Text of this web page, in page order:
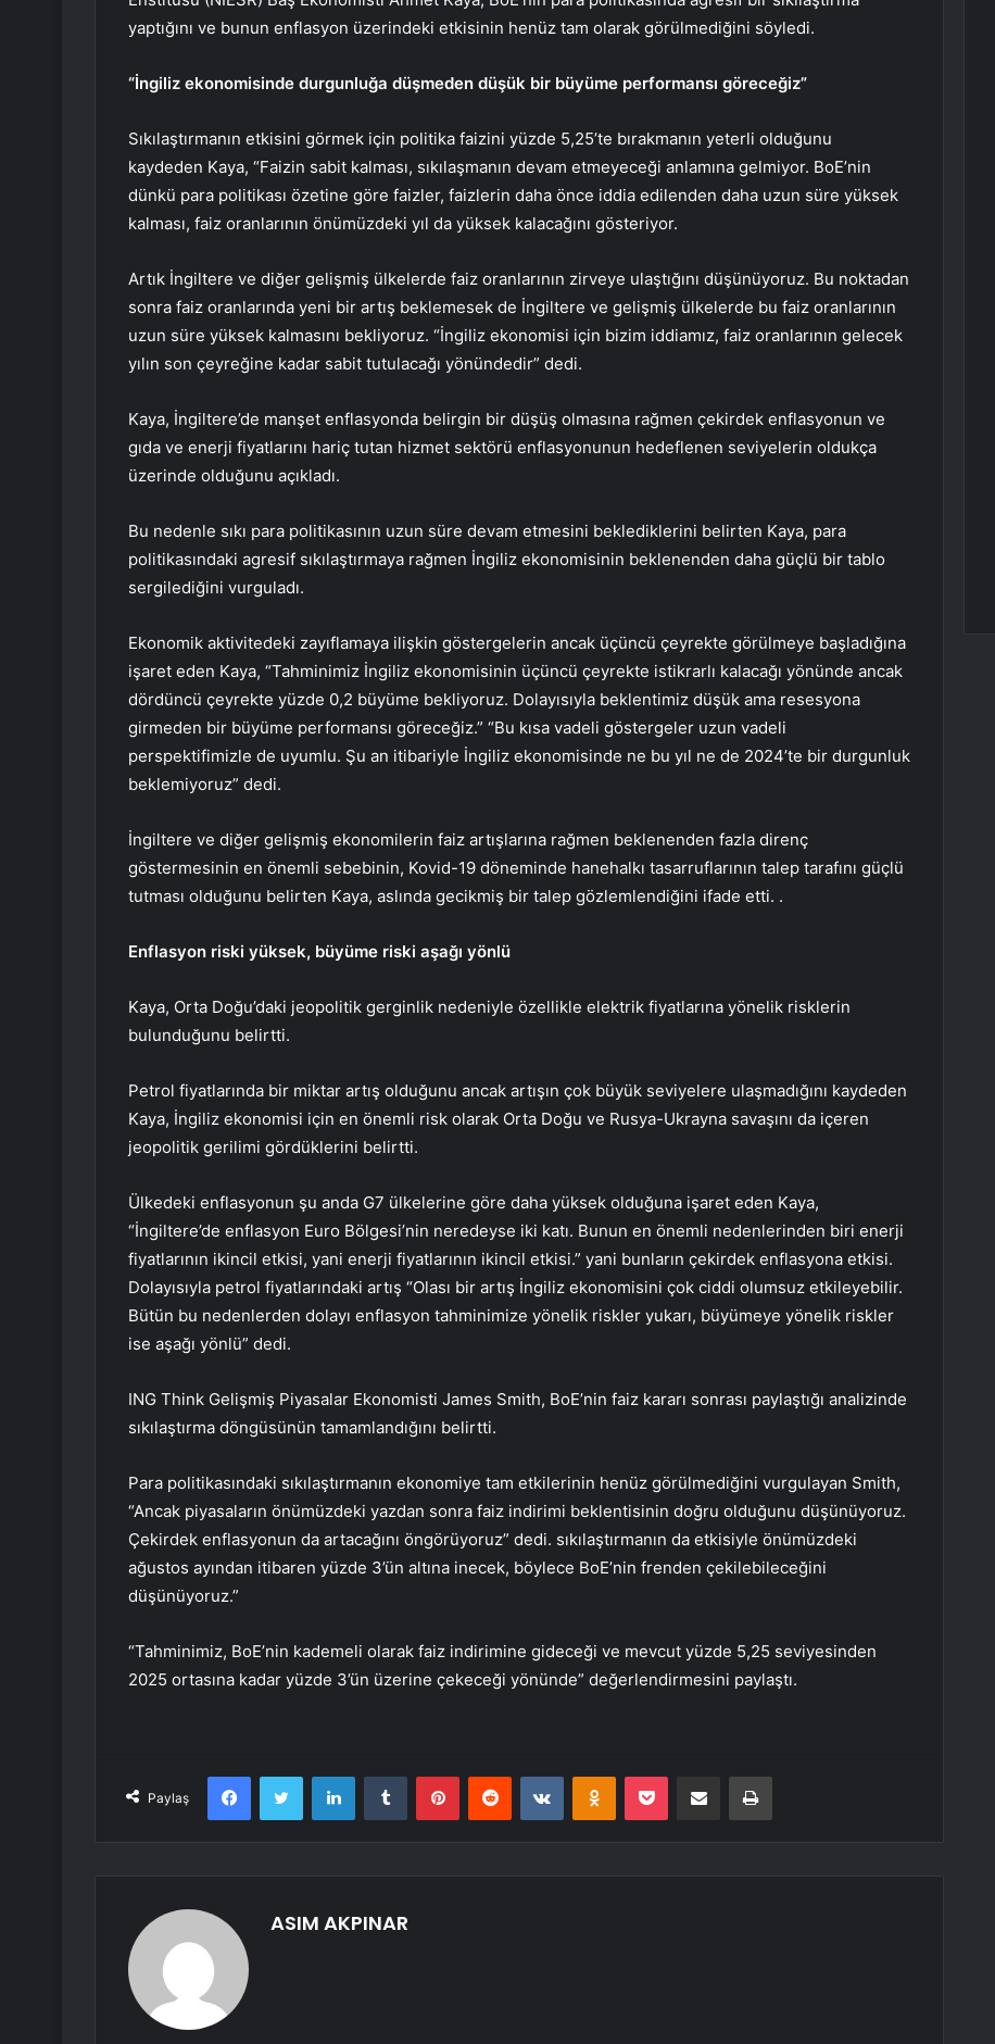
yaptığını ve bunun enflasyon üzerindeki etkisinin henüz tam olarak görülmediğini söyledi.
“İngiliz ekonomisinde durgunluğa düşmeden düşük bir büyüme performansı göreceğiz”
Sıkılaştırmanın etkisini görmek için politika faizini yüzde 5,25’te bırakmanın yeterli olduğunu
kaydeden Kaya, “Faizin sabit kalması, sıkılaşmanın devam etmeyeceği anlamına gelmiyor. BoE’nin
dünkü para politikası özetine göre faizler, faizlerin daha önce iddia edilenden daha uzun süre yüksek
kalması, faiz oranlarının önümüzdeki yıl da yüksek kalacağını gösteriyor.
Artık İngiltere ve diğer gelişmiş ülkelerde faiz oranlarının zirveye ulaştığını düşünüyoruz. Bu noktadan
sonra faiz oranlarında yeni bir artış beklemesek de İngiltere ve gelişmiş ülkelerde bu faiz oranlarının
uzun süre yüksek kalmasını bekliyoruz. “İngiliz ekonomisi için bizim iddiamız, faiz oranlarının gelecek
yılın son çeyreğine kadar sabit tutulacağı yönündedir” dedi.
Kaya, İngiltere’de manşet enflasyonda belirgin bir düşüş olmasına rağmen çekirdek enflasyonun ve
gıda ve enerji fiyatlarını hariç tutan hizmet sektörü enflasyonunun hedeflenen seviyelerin oldukça
üzerinde olduğunu açıkladı.
Bu nedenle sıkı para politikasının uzun süre devam etmesini beklediklerini belirten Kaya, para
politikasındaki agresif sıkılaştırmaya rağmen İngiliz ekonomisinin beklenenden daha güçlü bir tablo
sergilediğini vurguladı.
Ekonomik aktivitedeki zayıflamaya ilişkin göstergelerin ancak üçüncü çeyrekte görülmeye başladığına
işaret eden Kaya, “Tahminimiz İngiliz ekonomisinin üçüncü çeyrekte istikrarlı kalacağı yönünde ancak
dördüncü çeyrekte yüzde 0,2 büyüme bekliyoruz. Dolayısıyla beklentimiz düşük ama resesyona
girmeden bir büyüme performansı göreceğiz.” “Bu kısa vadeli göstergeler uzun vadeli
perspektifimizle de uyumlu. Şu an itibariyle İngiliz ekonomisinde ne bu yıl ne de 2024’te bir durgunluk
beklemiyoruz” dedi.
İngiltere ve diğer gelişmiş ekonomilerin faiz artışlarına rağmen beklenenden fazla direnç
göstermesinin en önemli sebebinin, Kovid-19 döneminde hanehalkı tasarruflarının talep tarafını güçlü
tutması olduğunu belirten Kaya, aslında gecikmiş bir talep gözlemlendiğini ifade etti. .
Enflasyon riski yüksek, büyüme riski aşağı yönlü
Kaya, Orta Doğu’daki jeopolitik gerginlik nedeniyle özellikle elektrik fiyatlarına yönelik risklerin
bulunduğunu belirtti.
Petrol fiyatlarında bir miktar artış olduğunu ancak artışın çok büyük seviyelere ulaşmadığını kaydeden
Kaya, İngiliz ekonomisi için en önemli risk olarak Orta Doğu ve Rusya-Ukrayna savaşını da içeren
jeopolitik gerilimi gördüklerini belirtti.
Ülkedeki enflasyonun şu anda G7 ülkelerine göre daha yüksek olduğuna işaret eden Kaya,
“İngiltere’de enflasyon Euro Bölgesi’nin neredeyse iki katı. Bunun en önemli nedenlerinden biri enerji
fiyatlarının ikincil etkisi, yani enerji fiyatlarının ikincil etkisi.” yani bunların çekirdek enflasyona etkisi.
Dolayısıyla petrol fiyatlarındaki artış “Olası bir artış İngiliz ekonomisini çok ciddi olumsuz etkileyebilir.
Bütün bu nedenlerden dolayı enflasyon tahminimize yönelik riskler yukarı, büyümeye yönelik riskler
ise aşağı yönlü” dedi.
ING Think Gelişmiş Piyasalar Ekonomisti James Smith, BoE’nin faiz kararı sonrası paylaştığı analizinde
sıkılaştırma döngüsünün tamamlandığını belirtti.
Para politikasındaki sıkılaştırmanın ekonomiye tam etkilerinin henüz görülmediğini vurgulayan Smith,
“Ancak piyasaların önümüzdeki yazdan sonra faiz indirimi beklentisinin doğru olduğunu düşünüyoruz.
Çekirdek enflasyonun da artacağını öngörüyoruz” dedi. sıkılaştırmanın da etkisiyle önümüzdeki
ağustos ayından itibaren yüzde 3’ün altına inecek, böylece BoE’nin frenden çekilebileceğini
düşünüyoruz.”
“Tahminimiz, BoE’nin kademeli olarak faiz indirimine gideceği ve mevcut yüzde 5,25 seviyesinden
2025 ortasına kadar yüzde 3’ün üzerine çekeceği yönünde” değerlendirmesini paylaştı.
Paylaş
FacebookTwitter LinkedInTumblr PinterestReddit VKontakteOdnoklassniki
Pocket E-Posta ile paylaş Yazdır
ASIM AKPINAR